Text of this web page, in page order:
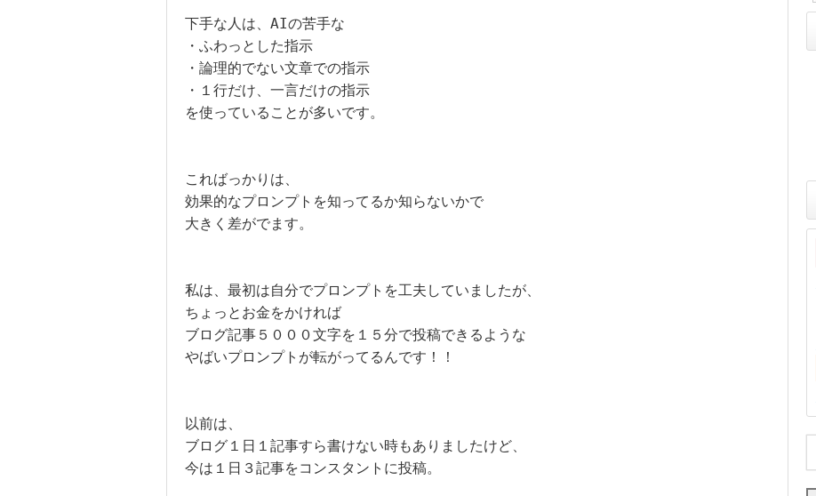
下手な人は、AIの苦手な
・ふわっとした指示
・論理的でない文章での指示
・１行だけ、一言だけの指示
を使っていることが多いです。
こればっかりは、
効果的なプロンプトを知ってるか知らないかで
大きく差がでます。
私は、最初は自分でプロンプトを工夫していましたが、
ちょっとお金をかければ
ブログ記事５０００文字を１５分で投稿できるような
やばいプロンプトが転がってるんです！！
以前は、
ブログ１日１記事すら書けない時もありましたけど、
今は１日３記事をコンスタントに投稿。